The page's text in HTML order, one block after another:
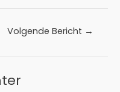
Volgende Bericht →